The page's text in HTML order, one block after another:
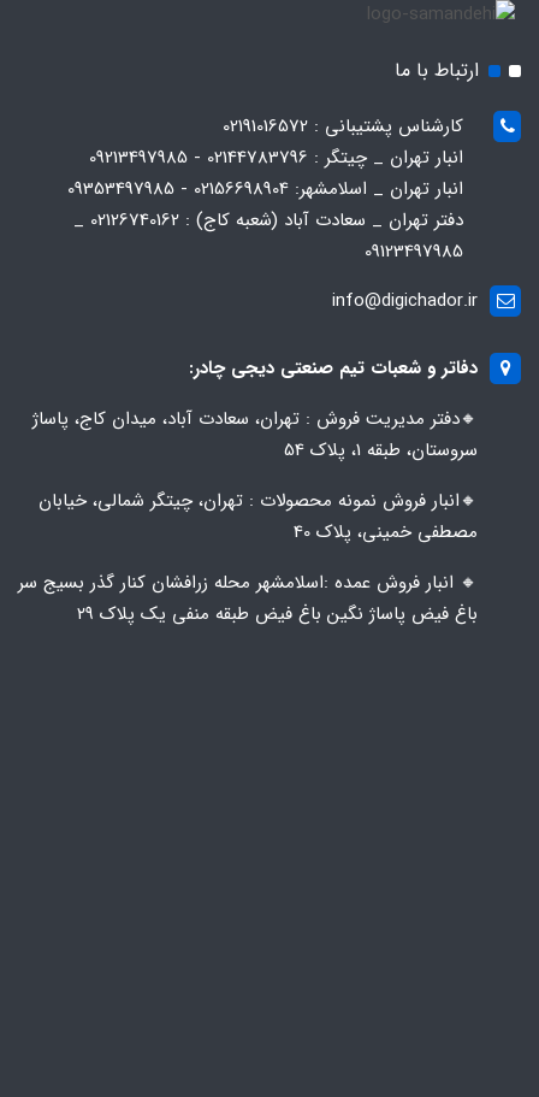
ارتباط با ما
کارشناس پشتیبانی : 02191016572
انبار تهران _ چیتگر : 02144783796 - 09213497985
انبار تهران _ اسلامشهر: 02156698904 - 09353497985
دفتر تهران _ سعادت آباد (شعبه کاج) : 02126740162 _
09123497985
info@digichador.ir
دفاتر و شعبات تیم صنعتی دیجی چادر:
🔸️​​دفتر مدیریت فروش : تهران، سعادت آباد، میدان کاج، پاساژ
سروستان، طبقه 1، پلاک 54
🔸️​​انبار فروش نمونه محصولات : تهران، چیتگر شمالی، خیابان
مصطفی خمینی، پلاک 40
🔸️ انبار فروش عمده :اسلامشهر محله زرافشان کنار گذر بسیج سر
باغ فیض پاساژ نگین باغ فیض طبقه منفی یک پلاک ۲۹